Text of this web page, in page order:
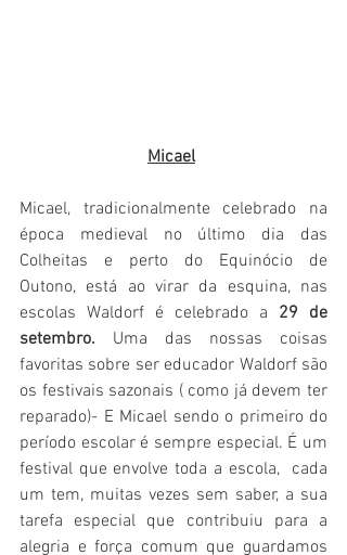
Micael
Micael, tradicionalmente celebrado na
época medieval no último dia das
Colheitas e perto do Equinócio de
Outono, está ao virar da esquina, nas
escolas Waldorf é celebrado a 29 de
setembro. Uma das nossas coisas
favoritas sobre ser educador Waldorf são
os festivais sazonais ( como já devem ter
reparado)- E Micael sendo o primeiro do
período escolar é sempre especial. É um
festival que envolve toda a escola,  cada
um tem, muitas vezes sem saber, a sua
tarefa especial que contribuiu para a
alegria e força comum que guardamos